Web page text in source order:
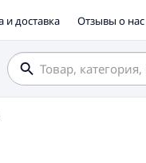
и доставка Отзывы о нас